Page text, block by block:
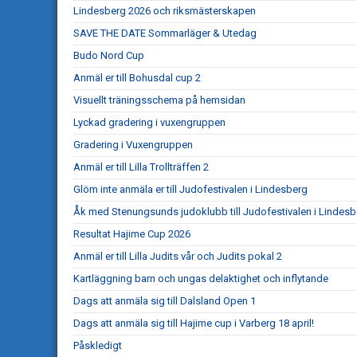
Lindesberg 2026 och riksmästerskapen
SAVE THE DATE Sommarläger & Utedag
Budo Nord Cup
Anmäl er till Bohusdal cup 2
Visuellt träningsschema på hemsidan
Lyckad gradering i vuxengruppen
Gradering i Vuxengruppen
Anmäl er till Lilla Trollträffen 2
Glöm inte anmäla er till Judofestivalen i Lindesberg
Åk med Stenungsunds judoklubb till Judofestivalen i
Resultat Hajime Cup 2026
Anmäl er till Lilla Judits vår och Judits pokal 2
Kartläggning barn och ungas delaktighet och inflytande
Dags att anmäla sig till Dalsland Open 1
Dags att anmäla sig till Hajime cup i Varberg 18 april!
Påskledigt